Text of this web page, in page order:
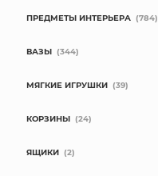
ПРЕДМЕТЫ ИНТЕРЬЕРА (784)
ВАЗЫ (344)
МЯГКИЕ ИГРУШКИ (39)
КОРЗИНЫ (24)
ЯЩИКИ (2)